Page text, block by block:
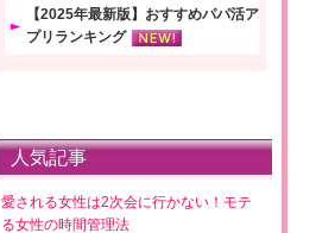
【2025年最新版】おすすめパパ活ア
プリランキング
人気記事
愛される女性は2次会に行かない！モテ
る女性の時間管理法